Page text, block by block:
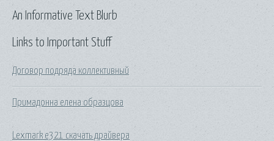
Links to Important Stuff
Договор подряда коллективный
Примадонна елена образцова
Lexmark e321 скачать драйвера
An Informative Text Blurb